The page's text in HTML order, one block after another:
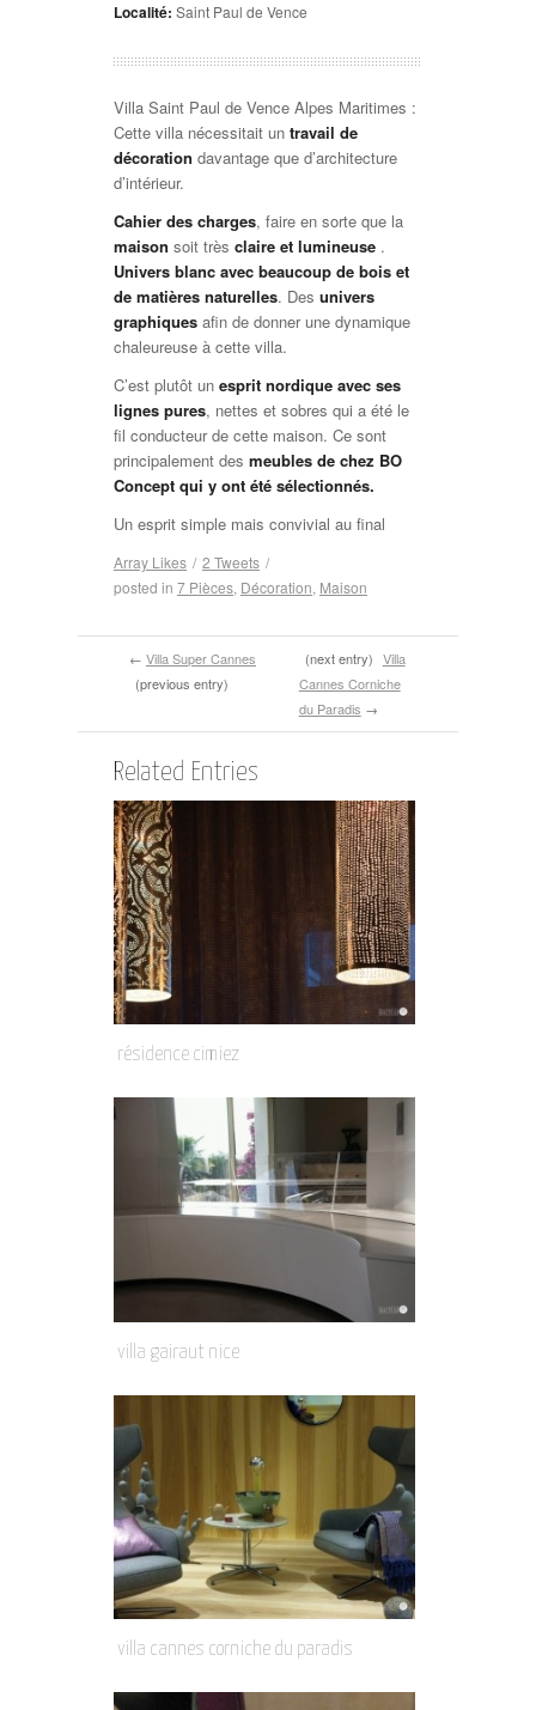
Localité: Saint Paul de Vence
Villa Saint Paul de Vence Alpes Maritimes :
Cette villa nécessitait un travail de
décoration davantage que d’architecture
d’intérieur.
Cahier des charges, faire en sorte que la
maison soit très claire et lumineuse .
Univers blanc avec beaucoup de bois et
de matières naturelles. Des univers
graphiques afin de donner une dynamique
chaleureuse à cette villa.
C’est plutôt un esprit nordique avec ses
lignes pures, nettes et sobres qui a été le
fil conducteur de cette maison. Ce sont
principalement des meubles de chez BO
Concept qui y ont été sélectionnés.
Un esprit simple mais convivial au final
Array Likes / 2 Tweets /
posted in 7 Pièces, Décoration, Maison
← Villa Super Cannes
(previous entry)
(next entry) Villa
Cannes Corniche
du Paradis →
Related Entries
résidence cimiez
villa gairaut nice
villa cannes corniche du paradis